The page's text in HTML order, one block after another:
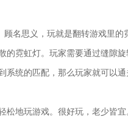
名思义，玩就是翻转游戏里的
霓虹灯。玩家需要通过缝隙旋
统的匹配，那么玩家就可以通
松地玩游戏。很好玩，老少皆宜